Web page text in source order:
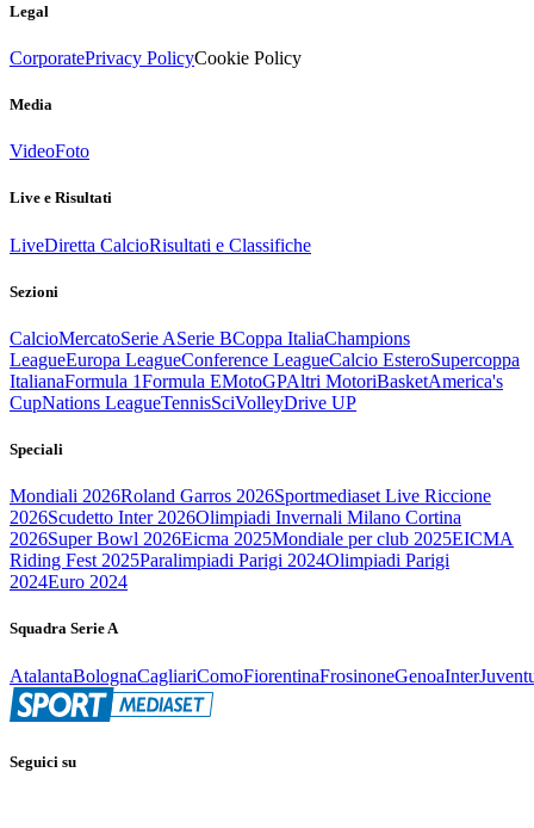
Legal
CorporatePrivacy PolicyCookie Policy
Media
VideoFoto
Live e Risultati
LiveDiretta CalcioRisultati e Classifiche
Sezioni
CalcioMercatoSerie ASerie BCoppa ItaliaChampions
LeagueEuropa LeagueConference LeagueCalcio EsteroSupercoppa
ItalianaFormula 1Formula EMotoGPAltri MotoriBasketAmerica's
CupNations LeagueTennisSciVolleyDrive UP
Speciali
Mondiali 2026Roland Garros 2026Sportmediaset Live Riccione
2026Scudetto Inter 2026Olimpiadi Invernali Milano Cortina
2026Super Bowl 2026Eicma 2025Mondiale per club 2025EICMA
Riding Fest 2025Paralimpiadi Parigi 2024Olimpiadi Parigi
2024Euro 2024
Squadra Serie A
AtalantaBolognaCagliariComoFiorentinaFrosinoneGenoaInter
Seguici su